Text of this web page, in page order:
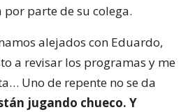
parte de su colega.
alejados con Eduardo,
a revisar los programas y me
Uno de repente no se da
jugando chueco. Y